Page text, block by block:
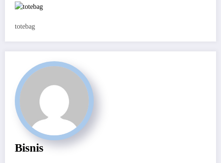
totebag
Bisnis